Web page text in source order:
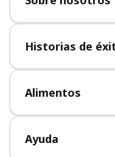
Sobre nosotros
Empleo
Prensa
Historias de
Todas las historias
Alimentos
Todos los
Ayuda